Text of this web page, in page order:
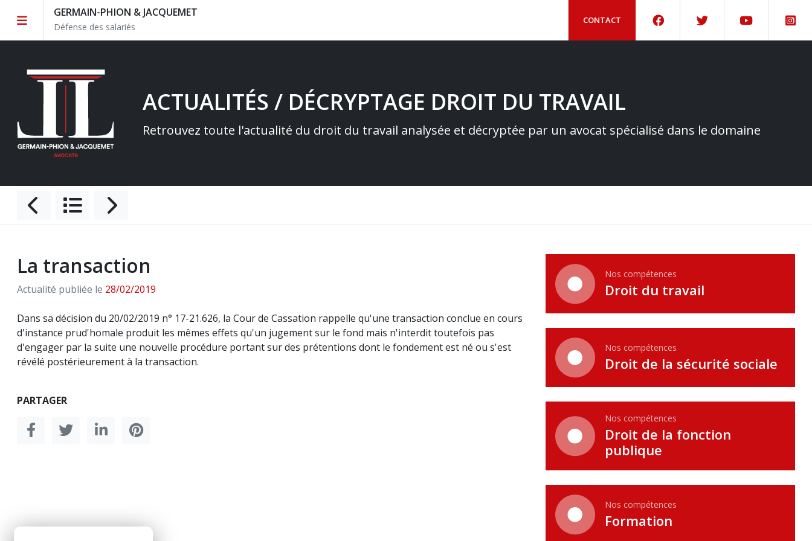
GERMAIN-PHION & JACQUEMET
Défense des salariés
CONTACT
ACTUALITÉS / DÉCRYPTAGE DROIT DU TRAVAIL
Retrouvez toute l'actualité du droit du travail analysée et décryptée par un avocat spécialisé dans le domaine
La transaction
Actualité publiée le 28/02/2019
Dans sa décision du 20/02/2019 n° 17-21.626, la Cour de Cassation rappelle qu'une transaction conclue en cours
d'instance prud'homale produit les mêmes effets qu'un jugement sur le fond mais n'interdit toutefois pas
d'engager par la suite une nouvelle procédure portant sur des prétentions dont le fondement est né ou s'est
révélé postérieurement à la transaction.
PARTAGER
Nos compétences
Droit du travail
Nos compétences
Droit de la sécurité sociale
Nos compétences
Droit de la fonction
publique
Nos compétences
Formation